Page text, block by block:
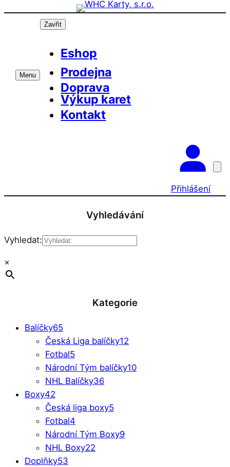
Přeskočit
Menu
Zavřít
Eshop
Prodejna
Doprava
Výkup karet
Kontakt
Přihlášení
Vyhledávání
Vyhledat:
×
Kategorie
Balíčky65
Česká Liga balíčky12
Fotbal5
Národní Tým balíčky10
NHL Balíčky36
Boxy42
Česká liga boxy5
Fotbal4
Národní Tým Boxy9
NHL Boxy22
Doplňky53